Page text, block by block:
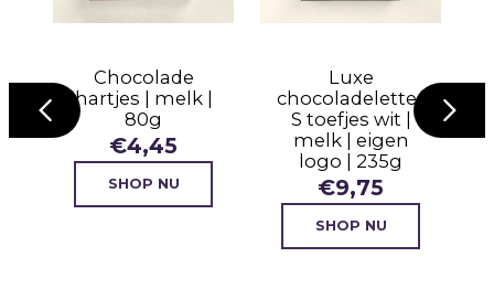
Chocolade
hartjes | melk |
80g
€4,45
SHOP NU
Luxe
chocoladeletter
S toefjes wit |
melk | eigen
logo | 235g
€9,75
SHOP NU